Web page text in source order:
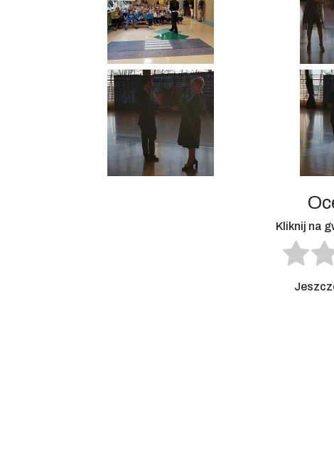
Kliknij na